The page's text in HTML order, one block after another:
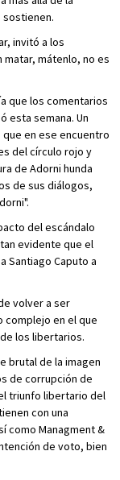
sostienen.
invitó a los
mátenlo, no es
que los comentarios
esta semana. Un
en ese encuentro
del círculo rojo y
de Adorni hunda
de sus diálogos,
del escándalo
evidente que el
Santiago Caputo a
volver a ser
complejo en el que
los libertarios.
brutal de la imagen
de corrupción de
triunfo libertario del
con una
como Managment &
de voto, bien